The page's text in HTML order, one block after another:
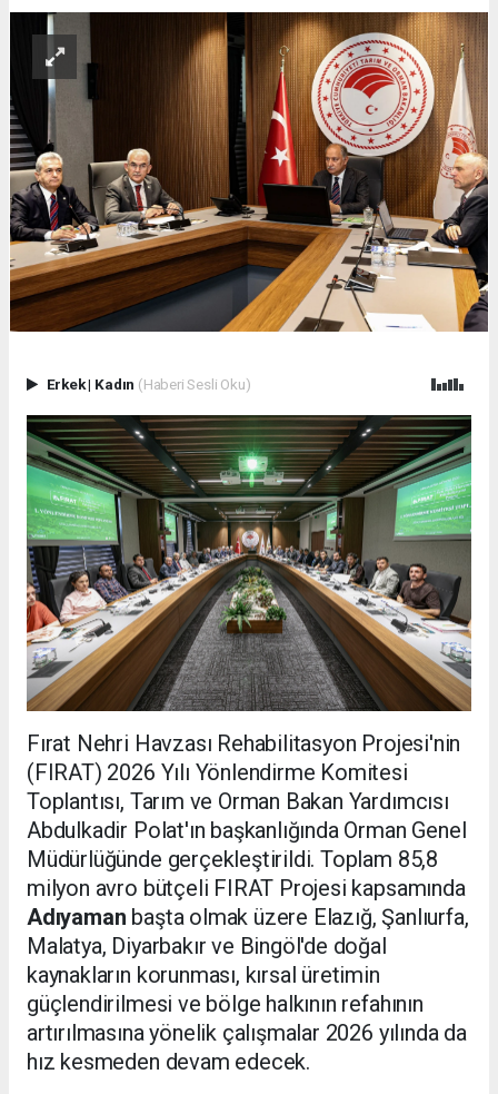
Erkek| Kadın (Haberi Sesli Oku)
Fırat Nehri Havzası Rehabilitasyon Projesi'nin
(FIRAT) 2026 Yılı Yönlendirme Komitesi
Toplantısı, Tarım ve Orman Bakan Yardımcısı
Abdulkadir Polat'ın başkanlığında Orman Genel
Müdürlüğünde gerçekleştirildi. Toplam 85,8
milyon avro bütçeli FIRAT Projesi kapsamında
Adıyaman başta olmak üzere Elazığ, Şanlıurfa,
Malatya, Diyarbakır ve Bingöl'de doğal
kaynakların korunması, kırsal üretimin
güçlendirilmesi ve bölge halkının refahının
artırılmasına yönelik çalışmalar 2026 yılında da
hız kesmeden devam edecek.